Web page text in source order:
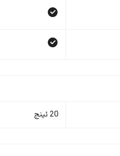
20 ئینج